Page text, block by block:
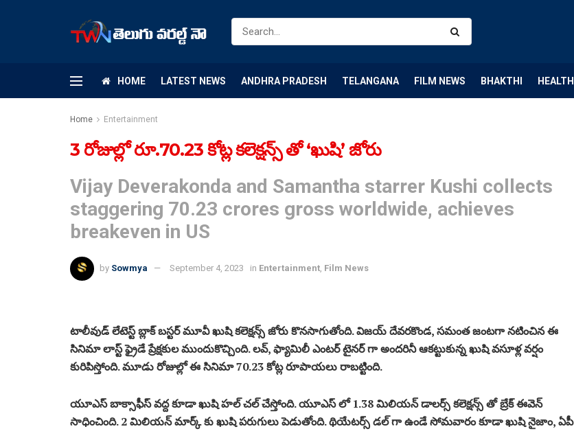
HOME LATEST NEWS ANDHRA PRADESH TELANGANA FILM NEWS BHAKTHI HEALTH
Home Entertainment
3 రోజుల్లో రూ.70.23 కోట్ల కలెక్షన్స్ తో ‘ఖుషి’ జోరు
Vijay Deverakonda and Samantha starrer Kushi collects
staggering 70.23 crores gross worldwide, achieves
breakeven in US
by Sowmya September 4, 2023 in Entertainment, Film News
టాలీవుడ్ లేటెస్ట్ బ్లాక్ బస్టర్ మూవీ ఖుషి కలెక్షన్స్ జోరు కొనసాగుతోంది. విజయ్ దేవరకొండ, సమంత జంటగా నటించిన ఈ
సినిమా లాస్ట్ ఫ్రైడే ప్రేక్షకుల ముందుకొచ్చింది. లవ్, ఫ్యామిలీ ఎంటర్ టైనర్ గా అందరినీ ఆకట్టుకున్న ఖుషి వసూళ్ల వర్షం
కురిపిస్తోంది. మూడు రోజుల్లో ఈ సినిమా 70.23 కోట్ల రూపాయలు రాబట్టింది.
యూఎస్ బాక్సాఫీస్ వద్ద కూడా ఖుషి హల్ చల్ చేస్తోంది. యూఎస్ లో 1.38 మిలియన్ డాలర్స్ కలెక్షన్స్ తో బ్రేక్ ఈవెన్
సాధించింది. 2 మిలియన్ మార్క్ కు ఖుషి పరుగులు పెడుతోంది. థియేటర్స్ డల్ గా ఉండే సోమవారం కూడా ఖుషి నైజాం, ఏపీ